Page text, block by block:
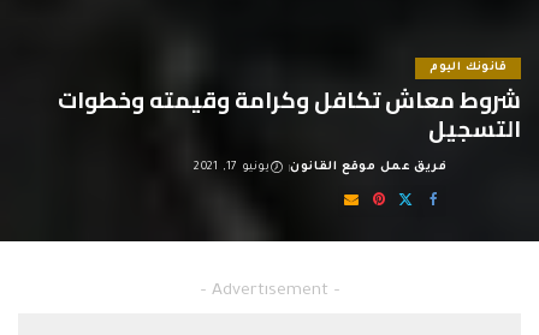
قانونك اليوم
شروط معاش تكافل وكرامة وقيمته وخطوات
التسجيل
Posted
by
فريق عمل موقع القانون يونيو 17, 2021
– Advertisement –